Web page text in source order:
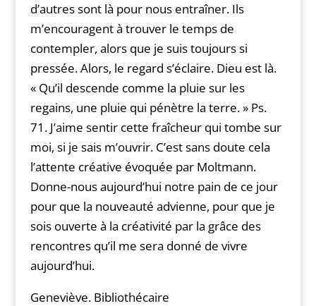
d’autres sont là pour nous entraîner. Ils
m’encouragent à trouver le temps de
contempler, alors que je suis toujours si
pressée. Alors, le regard s’éclaire. Dieu est là.
« Qu’il descende comme la pluie sur les
regains, une pluie qui pénètre la terre. » Ps.
71. J’aime sentir cette fraîcheur qui tombe sur
moi, si je sais m’ouvrir. C’est sans doute cela
l’attente créative évoquée par Moltmann.
Donne-nous aujourd’hui notre pain de ce jour
pour que la nouveauté advienne, pour que je
sois ouverte à la créativité par la grâce des
rencontres qu’il me sera donné de vivre
aujourd’hui.
Geneviève. Bibliothécaire